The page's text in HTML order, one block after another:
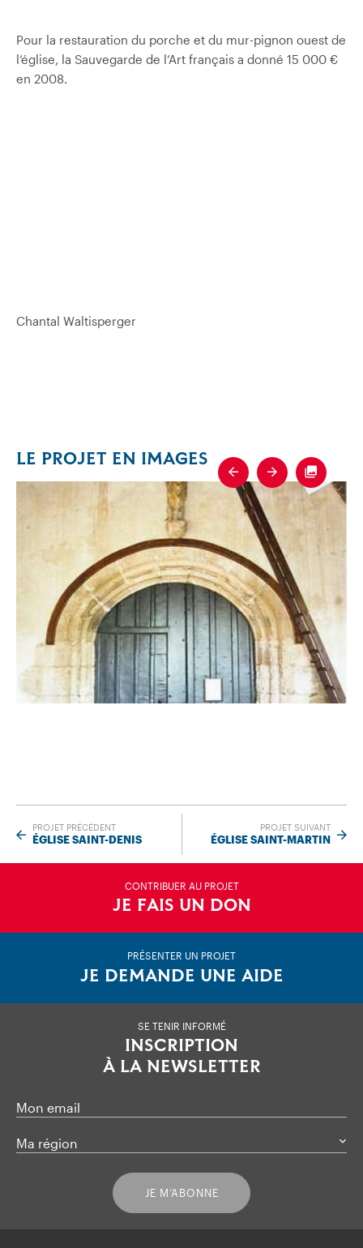
Pour la restauration du porche et du mur-pignon ouest de
l’église, la Sauvegarde de l’Art français a donné 15 000 €
en 2008.
Chantal Waltisperger
LE PROJET EN IMAGES
Previous
Next
PROJET PRÉCÉDENT
ÉGLISE SAINT-DENIS
PROJET SUIVANT
ÉGLISE SAINT-MARTIN
CONTRIBUER AU PROJET
JE FAIS UN DON
PRÉSENTER UN PROJET
JE DEMANDE UNE AIDE
SE TENIR INFORMÉ
INSCRIPTION
À LA NEWSLETTER
Mon email
Ma région
JE M’ABONNE